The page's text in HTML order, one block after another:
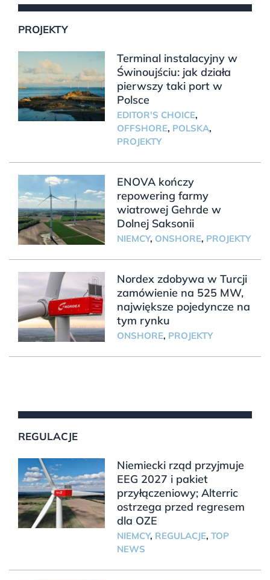
PROJEKTY
Terminal instalacyjny w
Świnoujściu: jak działa
pierwszy taki port w
Polsce
EDITOR'S CHOICE,
OFFSHORE, POLSKA,
PROJEKTY
ENOVA kończy
repowering farmy
wiatrowej Gehrde w
Dolnej Saksonii
NIEMCY, ONSHORE, PROJEKTY
Nordex zdobywa w Turcji
zamówienie na 525 MW,
największe pojedyncze na
tym rynku
ONSHORE, PROJEKTY
REGULACJE
Niemiecki rząd przyjmuje
EEG 2027 i pakiet
przyłączeniowy; Alterric
ostrzega przed regresem
dla OZE
NIEMCY, REGULACJE, TOP
NEWS